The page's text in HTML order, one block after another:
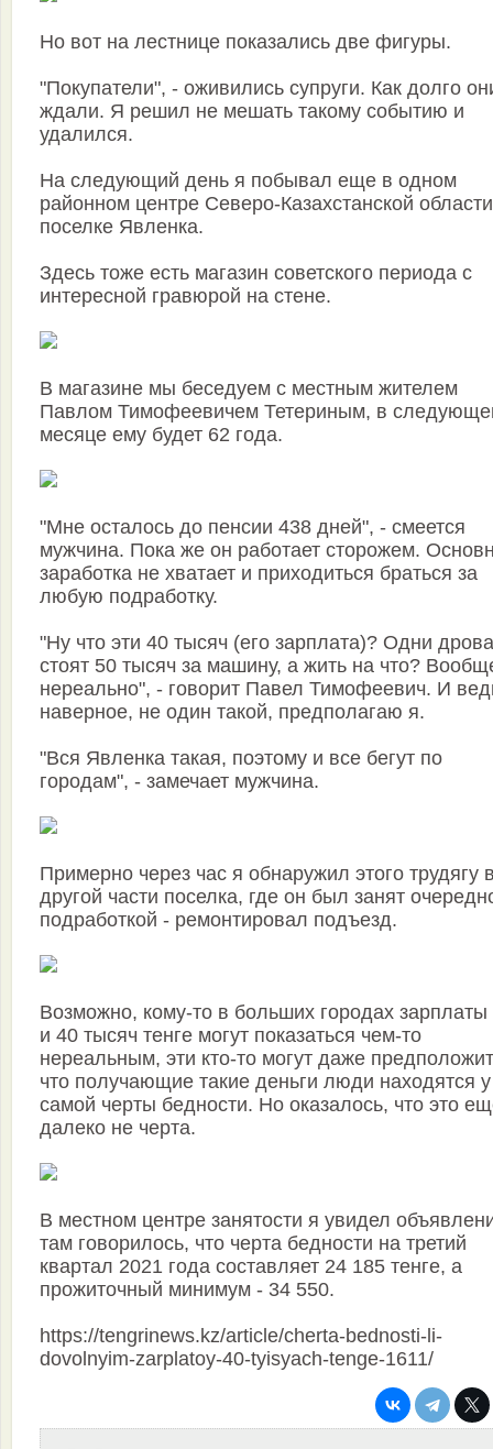
Но вот на лестнице показались две фигуры.
"Покупатели", - оживились супруги. Как долго
ждали. Я решил не мешать такому событию и
удалился.
На следующий день я побывал еще в одном
районном центре Северо-Казахстанской
поселке Явленка.
Здесь тоже есть магазин советского периода с
интересной гравюрой на стене.
В магазине мы беседуем с местным жителем
Павлом Тимофеевичем Тетериным, в
месяце ему будет 62 года.
"Мне осталось до пенсии 438 дней", - смеется
мужчина. Пока же он работает сторожем.
заработка не хватает и приходиться браться за
любую подработку.
"Ну что эти 40 тысяч (его зарплата)? Одни дрова
стоят 50 тысяч за машину, а жить на что?
нереально", - говорит Павел Тимофеевич. И
наверное, не один такой, предполагаю я.
"Вся Явленка такая, поэтому и все бегут по
городам", - замечает мужчина.
Примерно через час я обнаружил этого трудягу
другой части поселка, где он был занят
подработкой - ремонтировал подъезд.
Возможно, кому-то в больших городах зарплаты
и 40 тысяч тенге могут показаться чем-то
нереальным, эти кто-то могут даже
что получающие такие деньги люди находятся у
самой черты бедности. Но оказалось, что это
далеко не черта.
В местном центре занятости я увидел
там говорилось, что черта бедности на третий
квартал 2021 года составляет 24 185 тенге, а
прожиточный минимум - 34 550.
https://tengrinews.kz/article/cherta-bednosti-li-
dovolnyim-zarplatoy-40-tyisyach-tenge-1611/